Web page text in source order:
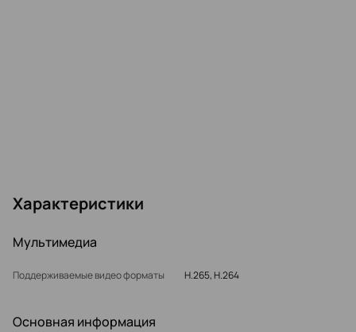
Характеристики
Мультимедиа
Поддерживаемые видео форматы H.265, H.264
Основная информация